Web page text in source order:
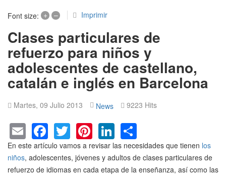
Font size: + – Imprimir
Clases particulares de
refuerzo para niños y
adolescentes de castellano,
catalán e inglés en Barcelona
Martes, 09 Julio 2013 News 9223 Hits
EmailFacebook
TwitterPinterest
LinkedIn
En este artículo vamos a revisar las necesidades que tienen los
niños, adolescentes, jóvenes y adultos de clases particulares de
refuerzo de idiomas en cada etapa de la enseñanza, así como las